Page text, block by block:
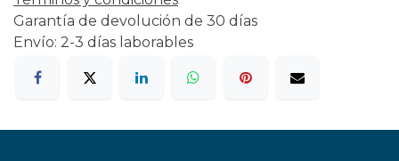
Garantía de devolución de 30 días
Envío: 2-3 días laborables